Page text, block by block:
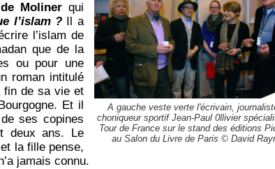
A gauche veste verte l'écrivain,
choniqueur sportif Jean-Paul 0llivier
Tour de France sur le stand des éditions
au Salon du Livre de Paris © David
Moliner qui
l’islam ? Il a
l’islam de
que de la
ou pour une
roman intitulé
fin de sa vie et
Et il
ses copines
deux ans. Le
la fille pense,
jamais connu.